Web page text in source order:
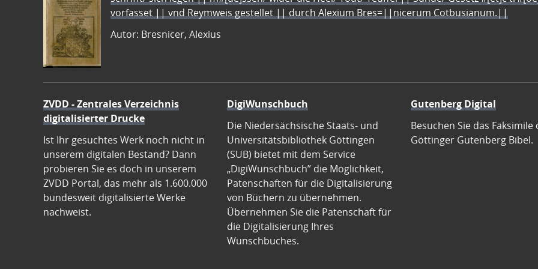
vorfasset || vnd Reymweis gestellet || durch Alexium Bres=||nicerum Cotbusianum.||
Autor: Bresnicer, Alexius
ZVDD - Zentrales Verzeichnis
digitalisierter Drucke
Ist Ihr gesuchtes Werk noch nicht in
unserem digitalen Bestand? Dann
probieren Sie es doch in unserem
ZVDD Portal, das mehr als 1.600.000
bundesweit digitalisierte Werke
nachweist.
DigiWunschbuch
Die Niedersächsische Staats- und
Universitätsbibliothek Göttingen
(SUB) bietet mit dem Service
„DigiWunschbuch” die Möglichkeit,
Patenschaften für die Digitalisierung
von Büchern zu übernehmen.
Übernehmen Sie die Patenschaft für
die Digitalisierung Ihres
Wunschbuches.
Gutenberg Digital
Besuchen Sie das Faksimile
Göttinger Gutenberg Bibel.